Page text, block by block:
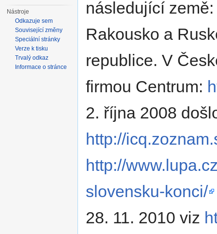
následující
Rakousko a
republice. V
firmou Centrum:
2. října 2008
http://
http://
slovensku-konci/
28. 11. 2010 viz
Nástroje
Odkazuje sem
Související změny
Speciální stránky
Verze k tisku
Trvalý odkaz
Informace o stránce